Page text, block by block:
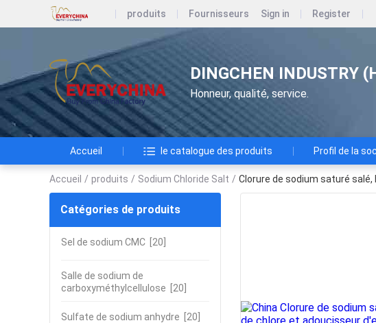
produits Fournisseurs Sign in Register
DINGCHEN INDUSTRY
Honneur, qualité, service.
Accueil le catalogue des produits Profil de la
Accueil / produits / Sodium Chloride Salt / Clorure de sodium saturé
Catégories de produits
Sel de sodium CMC [20]
Salle de sodium de
carboxyméthylcellulose [20]
Sulfate de sodium anhydre [20]